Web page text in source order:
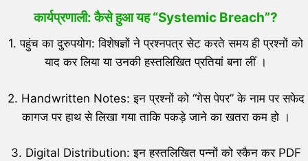
कार्यप्रणाली: कैसे हुआ यह “Systemic Breach”?
1. पहुंच का दुरुपयोग: विशेषज्ञों ने प्रश्नपत्र सेट करते समय ही प्रश्नों को
याद कर लिया या उनकी हस्तलिखित प्रतियां बना लीं ।
2. Handwritten Notes: इन प्रश्नों को “गेस पेपर” के नाम पर सफेद
कागज पर हाथ से लिखा गया ताकि पकड़े जाने का खतरा कम हो ।
3. Digital Distribution: इन हस्तलिखित पन्नों को स्कैन कर PDF